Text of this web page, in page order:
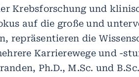
Krebsforschung und
auf die große und
repräsentieren die
Karrierewege und -
Ph.D., M.Sc. und